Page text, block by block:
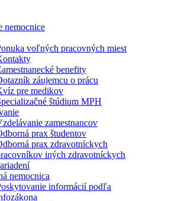
nemocnice
voľných pracovných miest
benefity
záujemcu o prácu
pre medikov
štúdium MPH
zamestnancov
prax študentov
prax zdravotníckych
iných zdravotníckych
nemocnica
informácií podľa